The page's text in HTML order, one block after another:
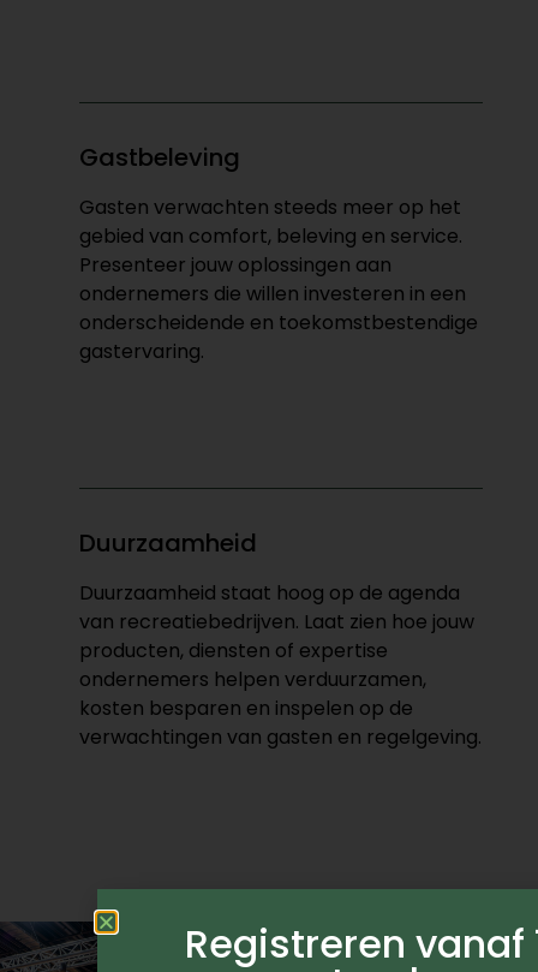
Gastbeleving
Gasten verwachten steeds meer op het
gebied van comfort, beleving en service.
Presenteer jouw oplossingen aan
ondernemers die willen investeren in een
onderscheidende en toekomstbestendige
gastervaring.
Duurzaamheid
Duurzaamheid staat hoog op de agenda
van recreatiebedrijven. Laat zien hoe jouw
producten, diensten of expertise
ondernemers helpen verduurzamen,
kosten besparen en inspelen op de
verwachtingen van gasten en regelgeving.
Registreren vanaf